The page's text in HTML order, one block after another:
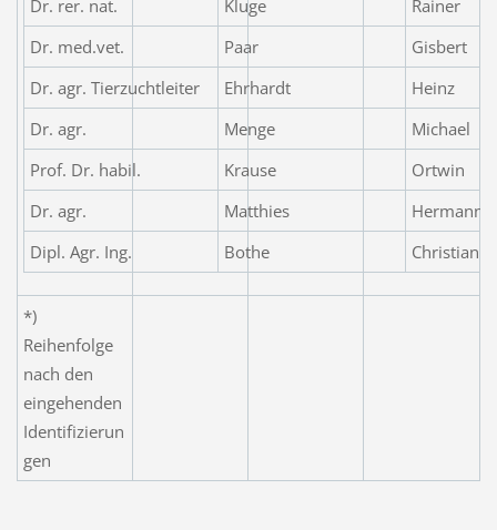
Dr. rer. nat.
Kluge
Rainer
Dr. med.vet.
Paar
Gisbert
Dr. agr. Tierzuchtleiter
Ehrhardt
Heinz
Dr. agr.
Menge
Michael
Prof. Dr. habil.
Krause
Ortwin
Dr. agr.
Matthies
Hermann
Dipl. Agr. Ing.
Bothe Christian
*)
Reihenfolge
nach den
eingehenden
Identifizierun
gen